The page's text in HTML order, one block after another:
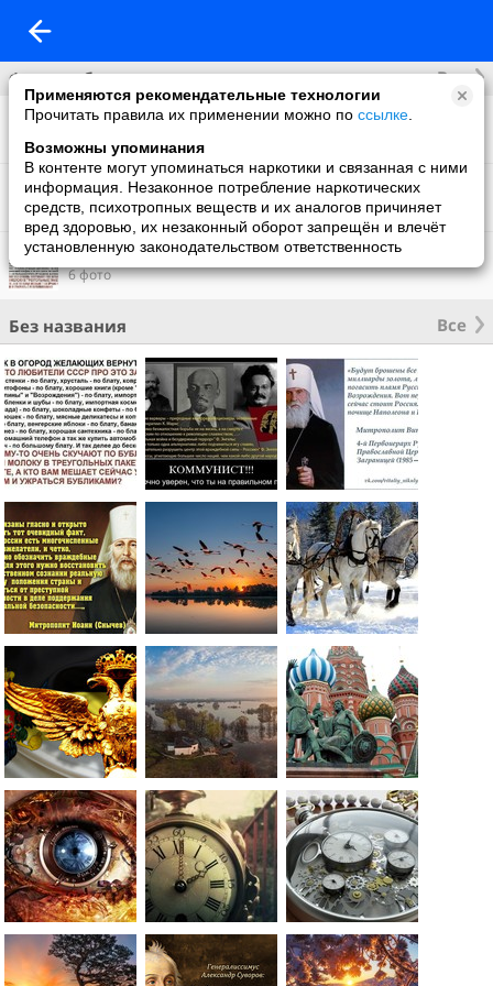
Применяются рекомендательные технологии
Прочитать правила их применении можно по ссылке
Возможны упоминания
В контенте могут упоминаться наркотики и связанная с ними
информация. Незаконное потребление наркотических
средств, психотропных веществ и их аналогов причиняет
вред здоровью, их незаконный оборот запрещён и влечёт
установленную законодательством ответственность
Фотоальбомы Все
Фото со мной
Фон на обложку
18 фото
Что нового
6 фото
Без названия Все